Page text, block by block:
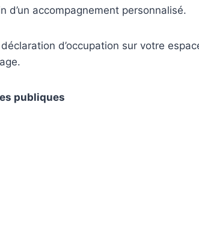
d’un accompagnement personnalisé.
d’occupation sur votre
publiques